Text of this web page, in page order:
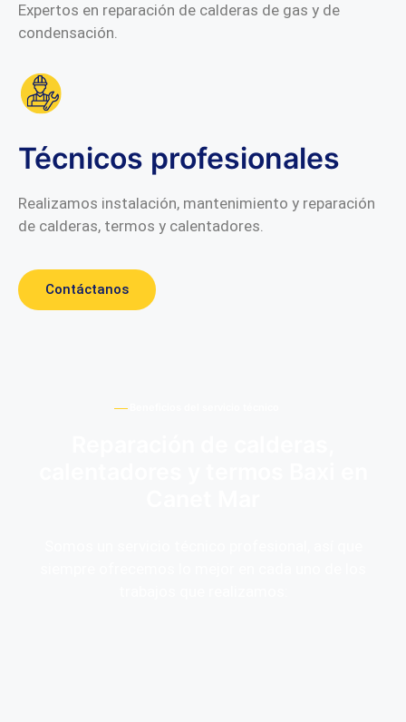
Expertos en reparación de calderas de gas y de
condensación.
Técnicos profesionales
Realizamos instalación, mantenimiento y reparación
de calderas, termos y calentadores.
Contáctanos